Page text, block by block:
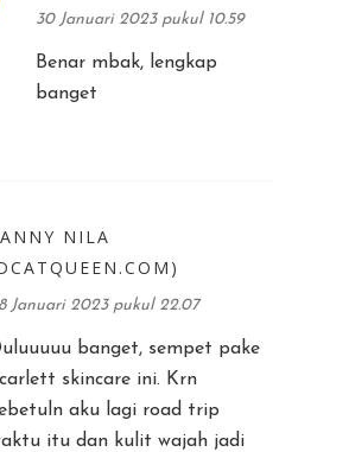
30 Januari 2023 pukul 10.59
Benar mbak, lengkap
banget
NILA
Januari 2023 pukul 22.07
banget, sempet pake
skincare ini. Krn
aku lagi road trip
itu dan kulit wajah jadi